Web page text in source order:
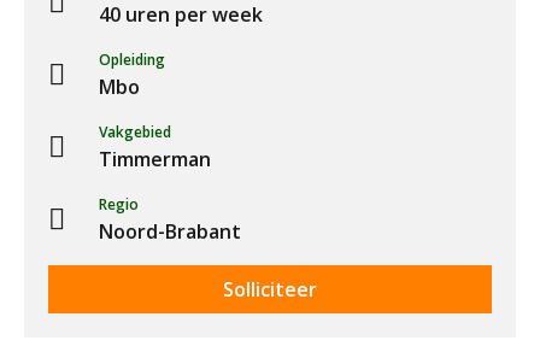
40 uren per week
Opleiding
Mbo
Vakgebied
Timmerman
Regio
Noord-Brabant
Solliciteer